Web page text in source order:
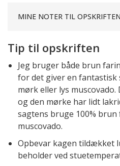
MINE NOTER TIL OPSKRIFTEN
Tip til opskriften
Jeg bruger både brun
for det giver en fantastisk
mørk eller lys
og den mørke har lidt
sagtens bruge 100%
muscovado.
Opbevar kagen
beholder ved